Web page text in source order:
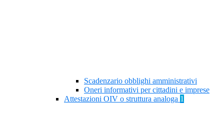
Scadenzario obblighi amministrativi
Oneri informativi per cittadini e imprese
Attestazioni OIV o struttura analoga 1